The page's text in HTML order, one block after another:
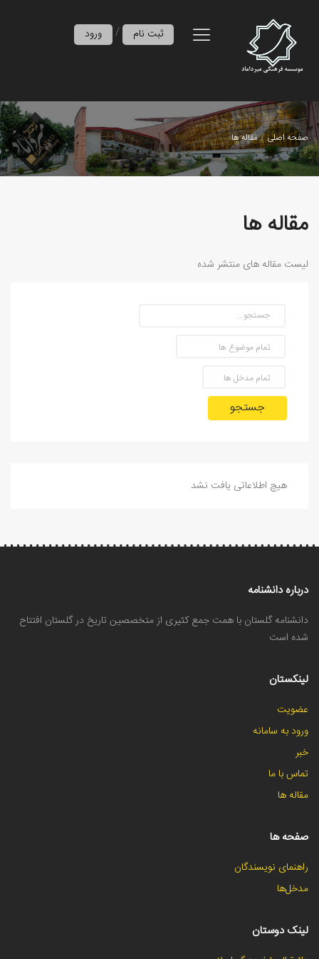
ورود / ثبت نام
صفحه اصلی مقاله ها
مقاله ها
لیست مقاله های منتشر شده
جستجو
هیچ اطلاعاتی یافت نشد
درباره دانشنامه
دانشنامه گلستان با همت جمع کثیری از متخصصین تاریخ در گلستان افتتاح
شده است
لینکستان
عضویت
ورود به سامانه
خبر
تماس با ما
مقاله ها
صفحه ها
راهنمای نویسندگان
مدخل‌ها
لینک دوستان